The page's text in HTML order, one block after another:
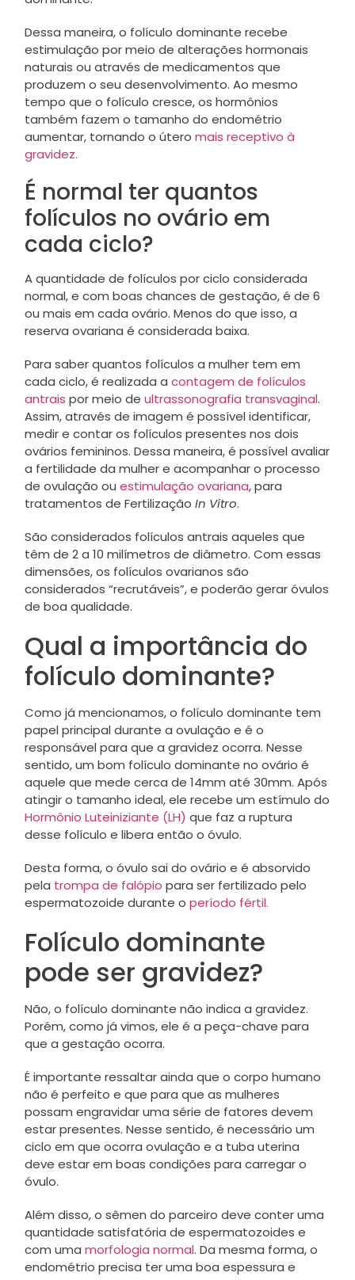
Dessa maneira, o folículo dominante recebe
estimulação por meio de alterações hormonais
naturais ou através de medicamentos que
produzem o seu desenvolvimento. Ao mesmo
tempo que o folículo cresce, os hormônios
também fazem o tamanho do endométrio
aumentar, tornando o útero mais receptivo à
gravidez.
É normal ter quantos
folículos no ovário em
cada ciclo?
A quantidade de folículos por ciclo considerada
normal, e com boas chances de gestação, é de 6
ou mais em cada ovário. Menos do que isso, a
reserva ovariana é considerada baixa.
Para saber quantos folículos a mulher tem em
cada ciclo, é realizada a contagem de folículos
antrais por meio de ultrassonografia transvaginal.
Assim, através de imagem é possível identificar,
medir e contar os folículos presentes nos dois
ovários femininos. Dessa maneira, é possível avaliar
a fertilidade da mulher e acompanhar o processo
de ovulação ou estimulação ovariana, para
tratamentos de Fertilização In Vitro.
São considerados folículos antrais aqueles que
têm de 2 a 10 milímetros de diâmetro. Com essas
dimensões, os folículos ovarianos são
considerados “recrutáveis”, e poderão gerar óvulos
de boa qualidade.
Qual a importância do
folículo dominante?
Como já mencionamos, o folículo dominante tem
papel principal durante a ovulação e é o
responsável para que a gravidez ocorra. Nesse
sentido, um bom folículo dominante no ovário é
aquele que mede cerca de 14mm até 30mm. Após
atingir o tamanho ideal, ele recebe um estímulo do
Hormônio Luteiniziante (LH) que faz a ruptura
desse folículo e libera então o óvulo.
Desta forma, o óvulo sai do ovário e é absorvido
pela trompa de falópio para ser fertilizado pelo
espermatozoide durante o período fértil.
Folículo dominante
pode ser gravidez?
Não, o folículo dominante não indica a gravidez.
Porém, como já vimos, ele é a peça-chave para
que a gestação ocorra.
É importante ressaltar ainda que o corpo humano
não é perfeito e que para que as mulheres
possam engravidar uma série de fatores devem
estar presentes. Nesse sentido, é necessário um
ciclo em que ocorra ovulação e a tuba uterina
deve estar em boas condições para carregar o
óvulo.
Além disso, o sêmen do parceiro deve conter uma
quantidade satisfatória de espermatozoides e
com uma morfologia normal. Da mesma forma, o
endométrio precisa ter uma boa espessura e